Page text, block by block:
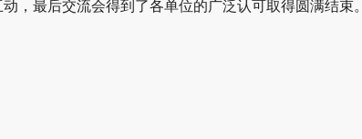
动，最后交流会得到了各单位的广泛认可取得圆满结束。